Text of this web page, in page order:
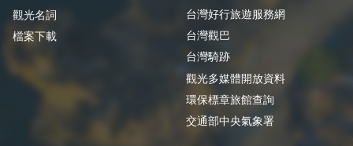
觀光名詞
檔案下載
台灣好行旅遊服務網
台灣觀巴
台灣騎跡
觀光多媒體開放資料
環保標章旅館查詢
交通部中央氣象署